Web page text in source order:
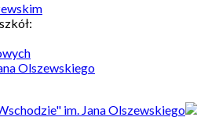
Olszewskiego